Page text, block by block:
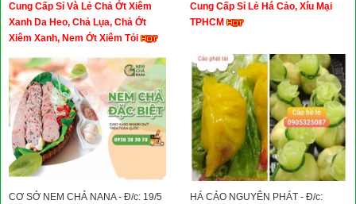
Cung Cấp Sỉ Và Lẻ Chả Ớt Xiêm
Xanh Da Heo, Chả Lụa, Chả Ớt
Xiêm Xanh, Nem Ớt Xiêm Tỏi
CƠ SỞ NEM CHẢ NANA - Đ/c: 19/5
Cung Cấp Sỉ Lẻ Há Cảo, Xíu Mại
TPHCM
HÁ CẢO NGUYÊN PHÁT - Đ/c: